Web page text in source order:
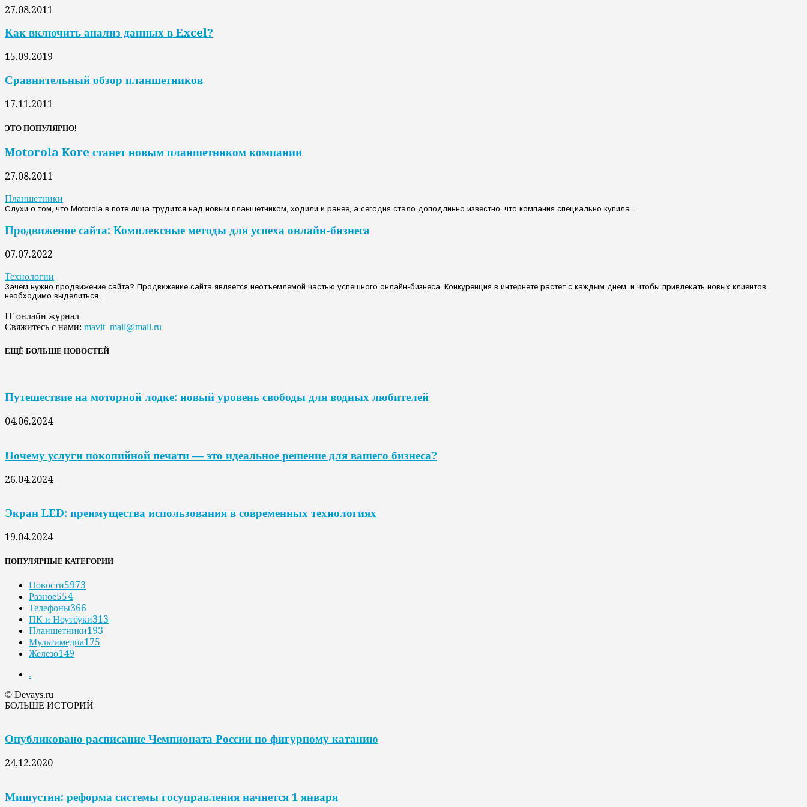
27.08.2011
Как включить анализ данных в Excel?
15.09.2019
Сравнительный обзор планшетников
17.11.2011
ЭТО ПОПУЛЯРНО!
Motorola Kore станет новым планшетником компании
27.08.2011
Планшетники
Слухи о том, что Motorola в поте лица трудится над новым планшетником, ходили и ранее, а сегодня стало доподлинно известно, что компания специально купила...
Продвижение сайта: Комплексные методы для успеха онлайн-бизнеса
07.07.2022
Технологии
Зачем нужно продвижение сайта? Продвижение сайта является неотъемлемой частью успешного онлайн-бизнеса. Конкуренция в интернете растет с каждым днем, и чтобы привлекать новых клиентов,
необходимо выделиться...
IT онлайн журнал
Свяжитесь с нами: mavit_mail@mail.ru
ЕЩЁ БОЛЬШЕ НОВОСТЕЙ
Путешествие на моторной лодке: новый уровень свободы для водных любителей
04.06.2024
Почему услуги покопийной печати — это идеальное решение для вашего бизнеса?
26.04.2024
Экран LED: преимущества использования в современных технологиях
19.04.2024
ПОПУЛЯРНЫЕ КАТЕГОРИИ
Новости5973
Разное554
Телефоны366
ПК и Ноутбуки313
Планшетники193
Мультимедиа175
Железо149
.
© Devays.ru
БОЛЬШЕ ИСТОРИЙ
Опубликовано расписание Чемпионата России по фигурному катанию
24.12.2020
Мишустин: реформа системы госуправления начнется 1 января